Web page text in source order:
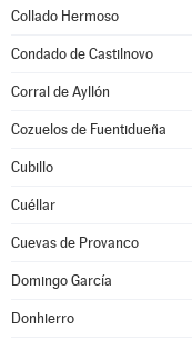
Collado Hermoso
Condado de Castilnovo
Corral de Ayllón
Cozuelos de Fuentidueña
Cubillo
Cuéllar
Cuevas de Provanco
Domingo García
Donhierro